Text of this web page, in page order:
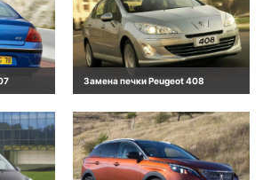
Замена печки Peugeot 408